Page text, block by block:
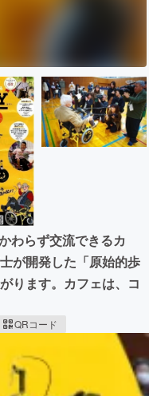
わらず交流できるカ
が開発した「原始的歩
ります。カフェは、コ
QRコード